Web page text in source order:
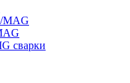
MAG
сварки